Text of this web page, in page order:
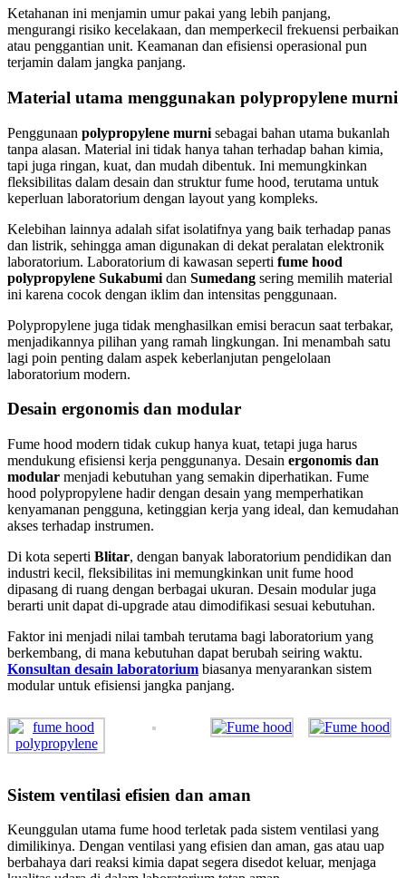
Ketahanan ini menjamin umur pakai yang lebih panjang,
mengurangi risiko kecelakaan, dan memperkecil frekuensi perbaikan
atau penggantian unit. Keamanan dan efisiensi operasional pun
terjamin dalam jangka panjang.
Material utama menggunakan polypropylene murni
Penggunaan polypropylene murni sebagai bahan utama bukanlah
tanpa alasan. Material ini tidak hanya tahan terhadap bahan kimia,
tapi juga ringan, kuat, dan mudah dibentuk. Ini memungkinkan
fleksibilitas dalam desain dan struktur fume hood, terutama untuk
keperluan laboratorium dengan layout yang kompleks.
Kelebihan lainnya adalah sifat isolatifnya yang baik terhadap panas
dan listrik, sehingga aman digunakan di dekat peralatan elektronik
laboratorium. Laboratorium di kawasan seperti fume hood
polypropylene Sukabumi dan Sumedang sering memilih material
ini karena cocok dengan iklim dan intensitas penggunaan.
Polypropylene juga tidak menghasilkan emisi beracun saat terbakar,
menjadikannya pilihan yang ramah lingkungan. Ini menambah satu
lagi poin penting dalam aspek keberlanjutan pengelolaan
laboratorium modern.
Desain ergonomis dan modular
Fume hood modern tidak cukup hanya kuat, tetapi juga harus
mendukung efisiensi kerja penggunanya. Desain ergonomis dan
modular menjadi kebutuhan yang semakin diperhatikan. Fume
hood polypropylene hadir dengan desain yang memperhatikan
kenyamanan pengguna, ketinggian kerja yang ideal, dan kemudahan
akses terhadap instrumen.
Di kota seperti Blitar, dengan banyak laboratorium pendidikan dan
industri kecil, fleksibilitas ini memungkinkan unit fume hood
dipasang di ruang dengan berbagai ukuran. Desain modular juga
berarti unit dapat di-upgrade atau dimodifikasi sesuai kebutuhan.
Faktor ini menjadi nilai tambah terutama bagi laboratorium yang
berkembang, di mana kebutuhan dapat berubah seiring waktu.
Konsultan desain laboratorium biasanya menyarankan sistem
modular untuk efisiensi jangka panjang.
Sistem ventilasi efisien dan aman
Keunggulan utama fume hood terletak pada sistem ventilasi yang
dimilikinya. Dengan ventilasi yang efisien dan aman, gas atau uap
berbahaya dari reaksi kimia dapat segera disedot keluar, menjaga